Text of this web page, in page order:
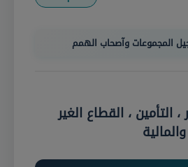
المجموعات وآصحاب الهمم
، التأمين ، القطاع الغير